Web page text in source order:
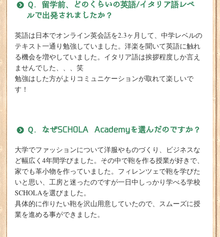
Ｑ. 留学前、どのくらいの英語/イタリア語レベ
ルで出発されましたか？
英語は日本でオンライン英会話を2.3ヶ月して、中学レベルの
テキスト一通り勉強していました。洋楽を聞いて英語に触れ
る機会を増やしていました。イタリア語は挨拶程度しか言え
ませんでした、、、笑
勉強はした方がよりコミュニケーションが取れて楽しいで
す！
Ｑ. なぜSCHOLA Academyを選んだのですか？
大学でファッションについて洋服やものづくり、ビジネスな
ど幅広く4年間学びました。その中で鞄を作る授業が好きで、
家でも革小物を作っていました。フィレンツェで鞄を学びた
いと思い、工房と迷ったのですが一日中しっかり学べる学校
SCHOLAを選びました。
具体的に作りたい鞄を沢山用意していたので、スムーズに授
業を進める事ができました。